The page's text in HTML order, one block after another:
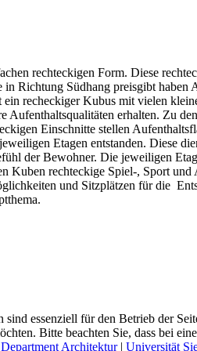
rechteckigen Form. Diese
Richtung Südhang preisgibt
ein recheckiger Kubus mit vielen
Aufenthaltsqualitäten erhalten. Zu
Einschnitte stellen
Etagen entstanden. Diese
der Bewohner. Die jeweiligen
Kuben rechteckige Spiel-, Sport
und Sitzplätzen für die
Department Architektur| Universität
essenziell für den Betrieb der
Bitte beachten Sie, dass bei